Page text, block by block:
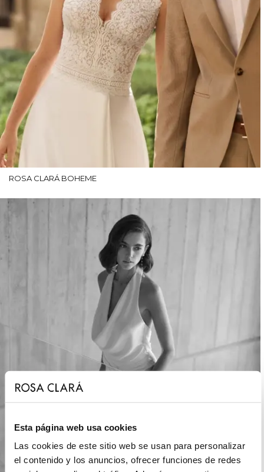
Esta página web usa cookies
Las cookies de este sitio web se usan para personalizar
el contenido y los anuncios, ofrecer funciones de redes
ROSA CLARÁ BOHEME